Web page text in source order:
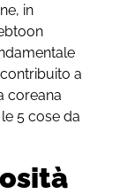
in
a
coreana
5 cose da